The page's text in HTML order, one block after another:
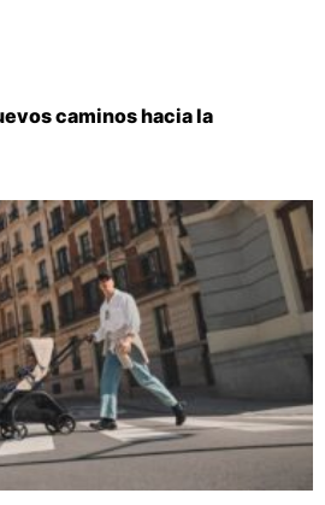
caminos hacia la